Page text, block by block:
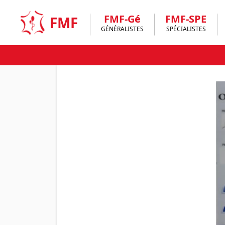
content
FMF FMF-Gé
GÉNÉRALISTES
FMF-SPE
SPÉCIALISTES